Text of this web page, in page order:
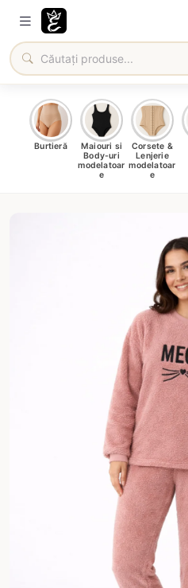
Burtieră
Maiouri si
Body-uri
modelatoar
e
Corsete &
Lenjerie
modelatoar
e